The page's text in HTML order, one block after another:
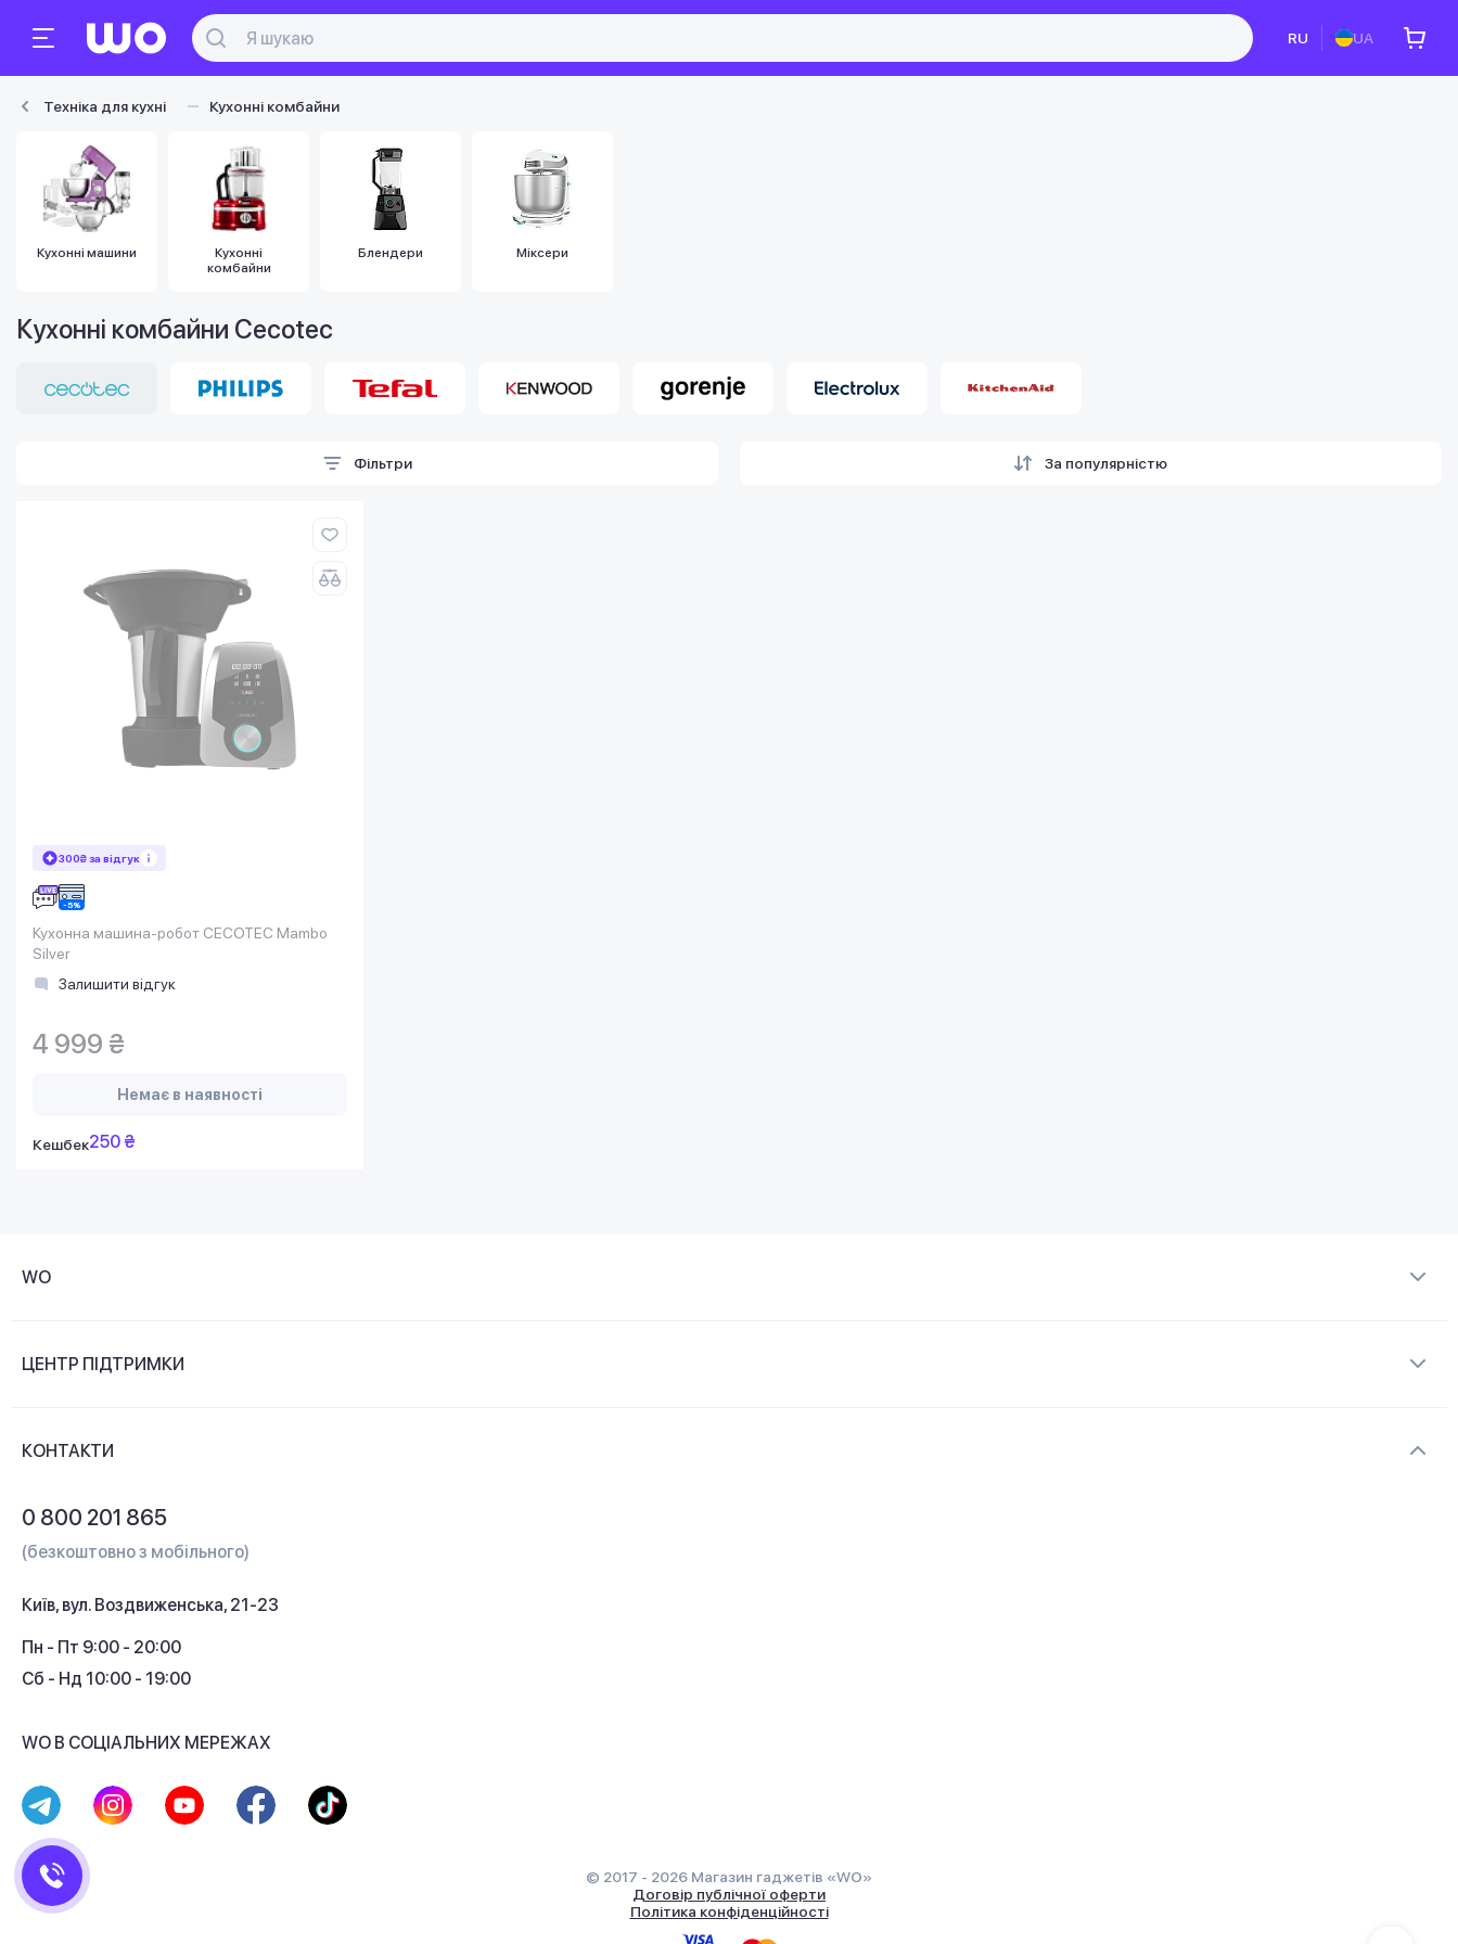
RU UA
Техніка для кухні Кухонні комбайни
Кухонні машини
Кухонні
комбайни
Блендери Міксери
Кухонні комбайни Cecotec
Фільтри За популярністю
300₴ за відгук
Кухонна машина-робот CECOTEC Mambo
Silver
Залишити відгук
4 999 ₴
Немає в наявності
Кешбек250 ₴
WO
Контакти
ЦЕНТР ПІДТРИМКИ
Кешбек
КОНТАКТИ
0 800 201 865
(безкоштовно з мобільного)
Київ, вул. Воздвиженська, 21-23
Пн - Пт 9:00 - 20:00
Сб - Нд 10:00 - 19:00
WO В СОЦІАЛЬНИХ МЕРЕЖАХ
© 2017 - 2026 Магазин гаджетів «WO»
Договір публічної оферти
Політика конфіденційності